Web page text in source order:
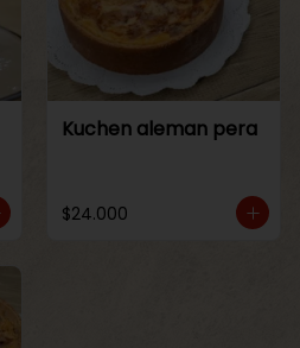
Kuchen aleman pera
$24.000